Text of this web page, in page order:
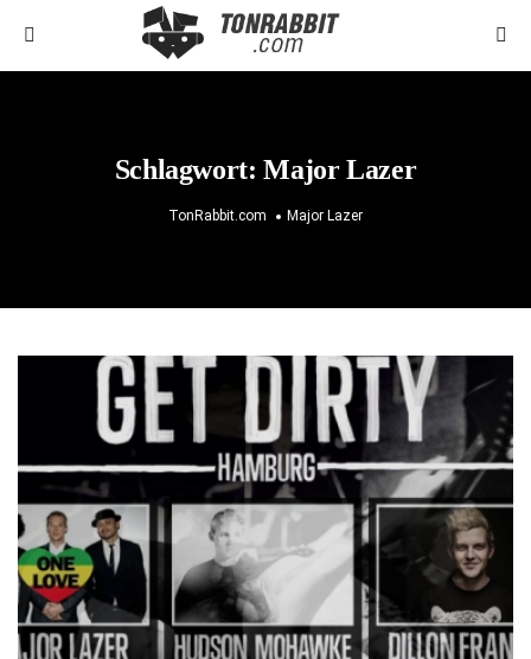
Schlagwort:Major Lazer
TonRabbit.com Major Lazer